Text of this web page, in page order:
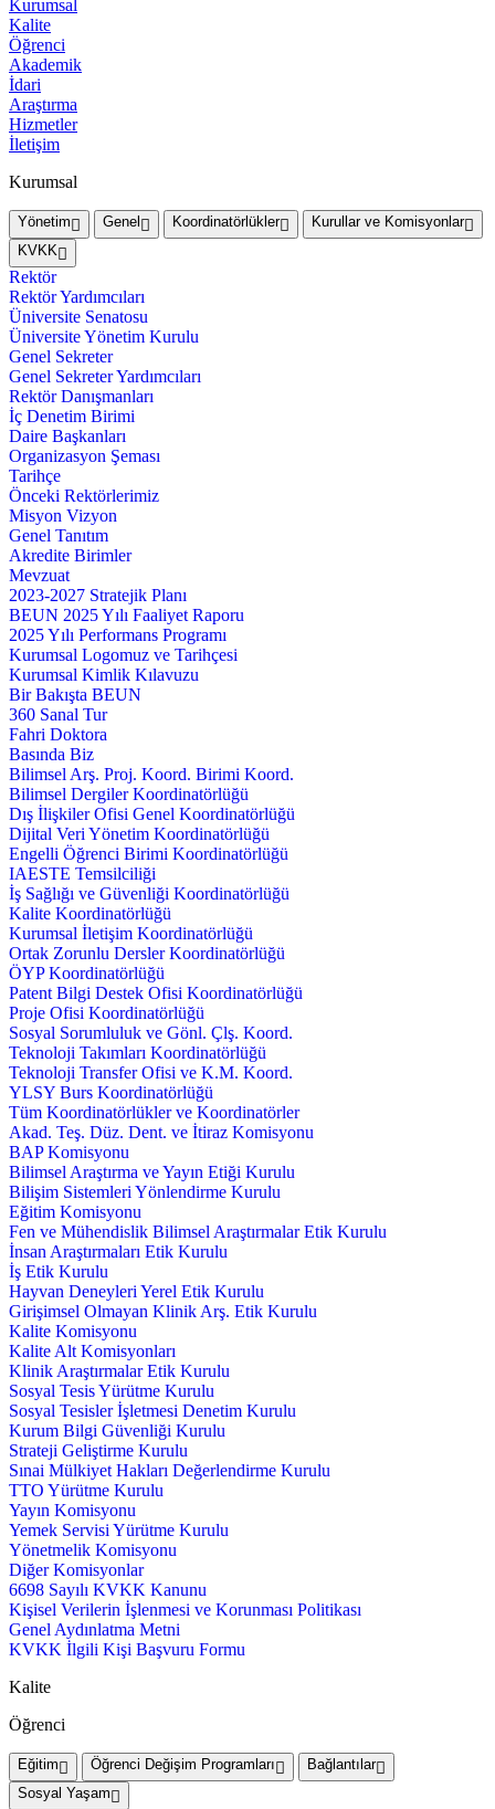
Kurumsal
Kalite
Öğrenci
Akademik
İdari
Araştırma
Hizmetler
İletişim
Kurumsal
Yönetim Genel Koordinatörlükler
Kurullar ve Komisyonlar
KVKK
Rektör
Rektör Yardımcıları
Üniversite Senatosu
Üniversite Yönetim Kurulu
Genel Sekreter
Genel Sekreter Yardımcıları
Rektör Danışmanları
İç Denetim Birimi
Daire Başkanları
Organizasyon Şeması
Tarihçe
Önceki Rektörlerimiz
Misyon Vizyon
Genel Tanıtım
Akredite Birimler
Mevzuat
2023-2027 Stratejik Planı
BEUN 2025 Yılı Faaliyet Raporu
2025 Yılı Performans Programı
Kurumsal Logomuz ve Tarihçesi
Kurumsal Kimlik Kılavuzu
Bir Bakışta BEUN
360 Sanal Tur
Fahri Doktora
Basında Biz
Bilimsel Arş. Proj. Koord. Birimi Koord.
Bilimsel Dergiler Koordinatörlüğü
Dış İlişkiler Ofisi Genel Koordinatörlüğü
Dijital Veri Yönetim Koordinatörlüğü
Engelli Öğrenci Birimi Koordinatörlüğü
IAESTE Temsilciliği
İş Sağlığı ve Güvenliği Koordinatörlüğü
Kalite Koordinatörlüğü
Kurumsal İletişim Koordinatörlüğü
Ortak Zorunlu Dersler Koordinatörlüğü
ÖYP Koordinatörlüğü
Patent Bilgi Destek Ofisi Koordinatörlüğü
Proje Ofisi Koordinatörlüğü
Sosyal Sorumluluk ve Gönl. Çlş. Koord.
Teknoloji Takımları Koordinatörlüğü
Teknoloji Transfer Ofisi ve K.M. Koord.
YLSY Burs Koordinatörlüğü
Tüm Koordinatörlükler ve Koordinatörler
Akad. Teş. Düz. Dent. ve İtiraz Komisyonu
BAP Komisyonu
Bilimsel Araştırma ve Yayın Etiği Kurulu
Bilişim Sistemleri Yönlendirme Kurulu
Eğitim Komisyonu
Fen ve Mühendislik Bilimsel Araştırmalar Etik Kurulu
İnsan Araştırmaları Etik Kurulu
İş Etik Kurulu
Hayvan Deneyleri Yerel Etik Kurulu
Girişimsel Olmayan Klinik Arş. Etik Kurulu
Kalite Komisyonu
Kalite Alt Komisyonları
Klinik Araştırmalar Etik Kurulu
Sosyal Tesis Yürütme Kurulu
Sosyal Tesisler İşletmesi Denetim Kurulu
Kurum Bilgi Güvenliği Kurulu
Strateji Geliştirme Kurulu
Sınai Mülkiyet Hakları Değerlendirme Kurulu
TTO Yürütme Kurulu
Yayın Komisyonu
Yemek Servisi Yürütme Kurulu
Yönetmelik Komisyonu
Diğer Komisyonlar
6698 Sayılı KVKK Kanunu
Kişisel Verilerin İşlenmesi ve Korunması Politikası
Genel Aydınlatma Metni
KVKK İlgili Kişi Başvuru Formu
Kalite
Öğrenci
Eğitim Öğrenci Değişim Programları
Bağlantılar
Sosyal Yaşam